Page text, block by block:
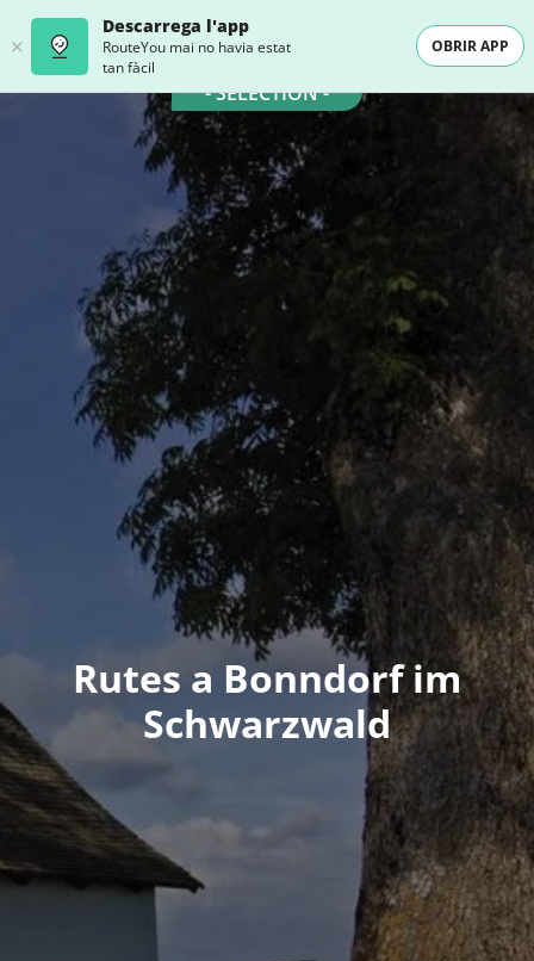
Descarrega l'app
RouteYou mai no havia estat
tan fàcil
OBRIR APP
- SELECTION -
Rutes a Bonndorf im
Schwarzwald